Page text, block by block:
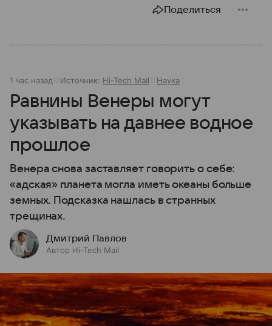
Поделиться
1 час назад Источник: Hi-Tech Mail Наука
Равнины Венеры могут
указывать на давнее водное
прошлое
Венера снова заставляет говорить о себе:
«адская» планета могла иметь океаны больше
земных. Подсказка нашлась в странных
трещинах.
Дмитрий Павлов
Автор Hi-Tech Mail